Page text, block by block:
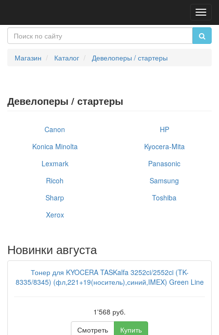
Магазин Каталог Девелоперы / стартеры
Девелоперы / стартеры
Canon
HP
Konica Minolta
Kyocera-Mita
Lexmark
Panasonic
Ricoh
Samsung
Sharp
Toshiba
Xerox
Новинки августа
Тонер для KYOCERA TASKalfa 3252ci/2552ci (TK-
8335/8345) (фл,221+19(носитель),синий,IMEX) Green Line
1'568 руб.
Смотреть
Купить